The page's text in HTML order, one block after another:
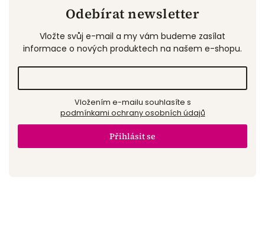
Odebírat newsletter
Vložte svůj e-mail a my vám budeme zasílat
informace o nových produktech na našem e-shopu.
podmínkami ochrany osobních údajů
Přihlásit se